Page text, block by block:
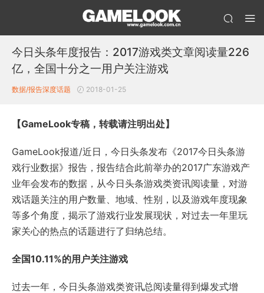
今日头条年度报告：2017游戏类文章阅读量226
亿，全国十分之一用户关注游戏
数据/报告深度话题 2018-01-25
【GameLook专稿，转载请注明出处】
GameLook报道/近日，今日头条发布《2017今日头条游
戏行业数据》报告，报告结合此前举办的2017广东游戏产
业年会发布的数据，从今日头条游戏类资讯阅读量，对游
戏话题关注的用户数量、地域、性别，以及游戏年度现象
等多个角度，揭示了游戏行业发展现状，对过去一年里玩
家关心的热点的话题进行了归纳总结。
全国10.11%的用户关注游戏
过去一年，今日头条游戏类资讯总阅读量得到爆发式增